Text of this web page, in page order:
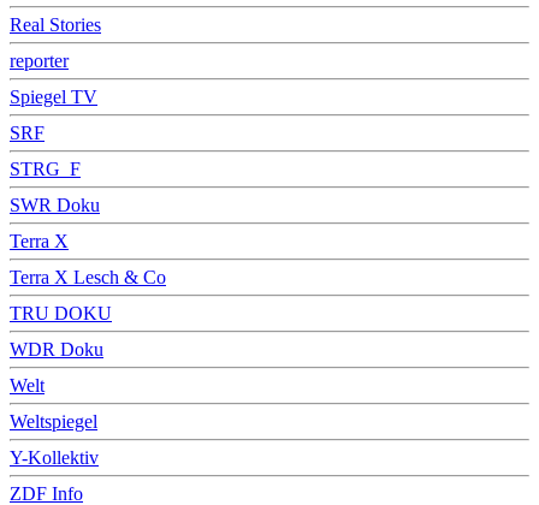
Real Stories
reporter
Spiegel TV
SRF
STRG_F
SWR Doku
Terra X
Terra X Lesch & Co
TRU DOKU
WDR Doku
Welt
Weltspiegel
Y-Kollektiv
ZDF Info